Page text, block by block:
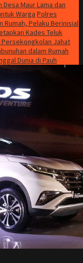
Maur Lama dan
Warga Polres
Rumah, Pelaku Berinisial
Kades Teluk
Persekongkolan Jahat
dalam Rumah
Dunia di Pauh